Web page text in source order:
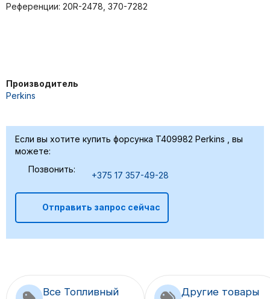
Референции: 20R-2478, 370-7282
Производитель
Perkins
Если вы хотите купить форсунка T409982 Perkins , вы
можете:
Позвонить:
+375 17 357-49-28
Отправить запрос сейчас
Все Топливный
Другие товары